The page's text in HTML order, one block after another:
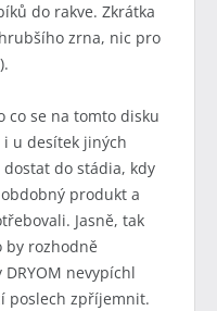
do rakve. Zkrátka
zrna, nic pro
co se na tomto disku
u desítek jiných
do stádia, kdy
produkt a
Jasně, tak
by rozhodně
nevypíchl
poslech zpříjemnit.